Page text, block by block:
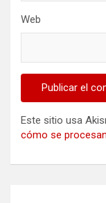
Web
Este sitio usa
cómo se